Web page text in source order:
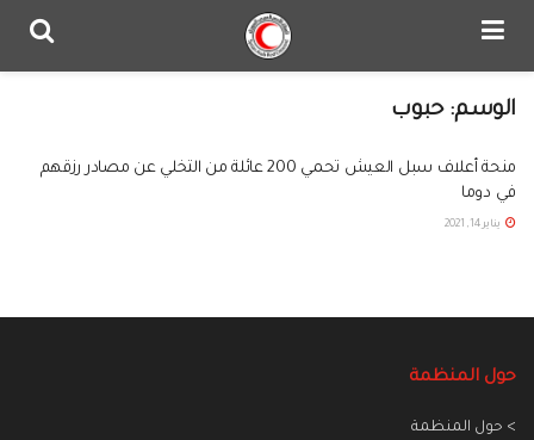
الوسم:حبوب
منحة أعلاف سبل العيش تحمي 200 عائلة من التخلي عن مصادر رزقهم
في دوما
يناير 14, 2021
حول المنظمة
> حول المنظمة